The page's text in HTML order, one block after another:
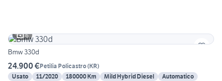
6
Bmw 330d
24.900 €Petilia Policastro(KR)
Usato
11/2020 180000 Km Mild Hybrid Diesel
Automatico